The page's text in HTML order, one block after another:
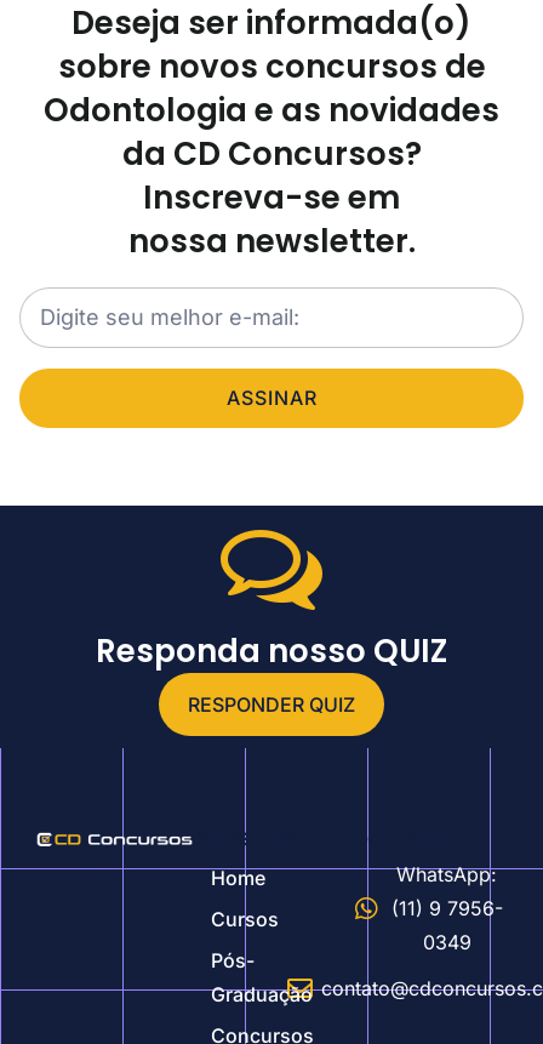
Deseja ser informada(o)
sobre novos concursos de
Odontologia e as novidades
da CD Concursos?
Inscreva-se em
nossa newsletter.
ASSINAR
Responda nosso QUIZ
RESPONDER QUIZ
Nosso site
Home
Cursos
Pós-
Graduação
Concursos
Contatos
WhatsApp:
(11) 9 7956-
0349